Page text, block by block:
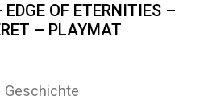
OF ETERNITIES –
– PLAYMAT
Geschichte